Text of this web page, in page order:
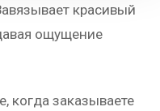
красивый
ощущение
когда заказываете